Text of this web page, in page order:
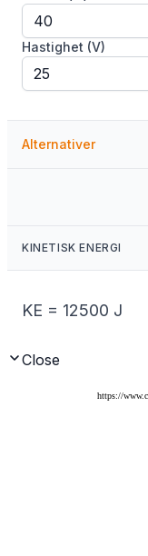
https://